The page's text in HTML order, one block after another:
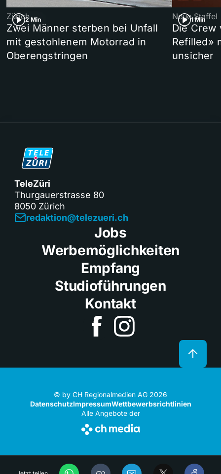
2 Min
Zürich
Zwei Männer sterben bei Unfall
mit gestohlenem Motorrad in
Oberengstringen
1 Min
Neue Staffel
Die Crew
Refilled»
unsicher
TeleZüri
Thurgauerstrasse 80
8050 Zürich
redaktion@telezueri.ch
Jobs
Werbemöglichkeiten
Empfang
Studioführungen
Kontakt
© by CH Regionalmedien AG 2026
DatenschutzImpressumWettbewerbsrichtlinien
Alle Angebote der